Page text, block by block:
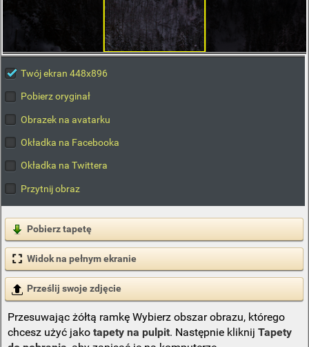
Twój ekran 448x896
Pobierz oryginał
Obrazek na avatarku
Okładka na Facebooka
Okładka na Twittera
Przytnij obraz
Pobierz tapetę
Widok na pełnym ekranie
Prześlij swoje zdjęcie
Przesuwając żółtą ramkę Wybierz obszar obrazu, którego
chcesz użyć jako tapety na pulpit. Następnie kliknij Tapety